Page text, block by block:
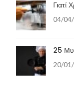
Γιατί
04/
25
20/